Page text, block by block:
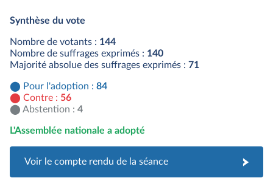
Synthèse du vote
Nombre de votants : 144
Nombre de suffrages exprimés : 140
Majorité absolue des suffrages exprimés : 71
Pour l'adoption : 84
Contre : 56
Abstention : 4
L'Assemblée nationale a adopté
Voir le compte rendu de la séance